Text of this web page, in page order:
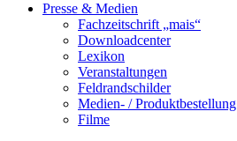
Presse & Medien
Fachzeitschrift „mais“
Downloadcenter
Lexikon
Veranstaltungen
Feldrandschilder
Medien- / Produktbestellung
Filme